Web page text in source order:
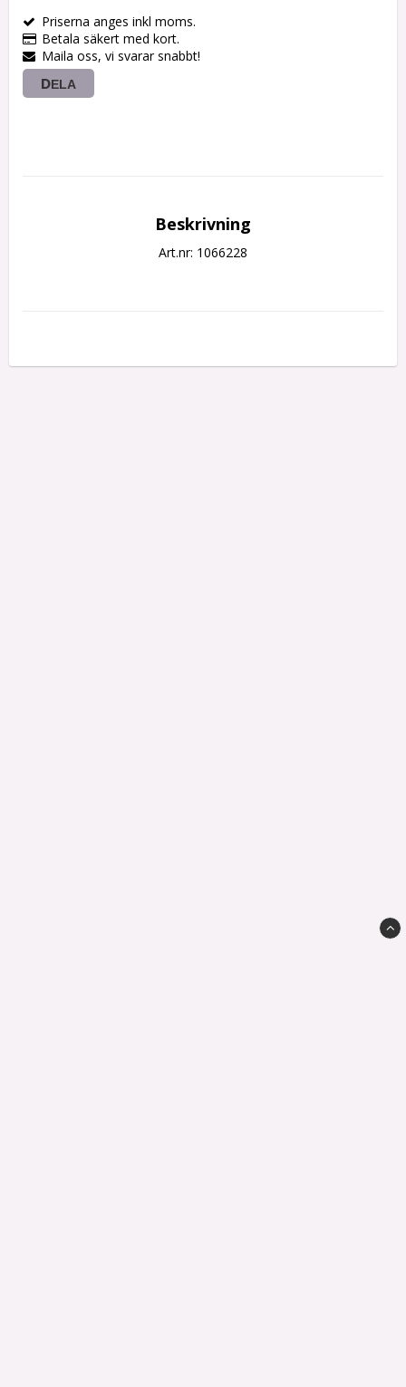
Priserna anges inkl moms.
Betala säkert med kort.
Maila oss, vi svarar snabbt!
DELA
Beskrivning
Art.nr: 1066228